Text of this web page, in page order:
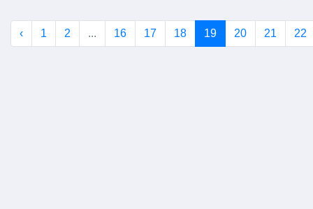
‹ 1 2 ... 16 17 18 19 20 21 22